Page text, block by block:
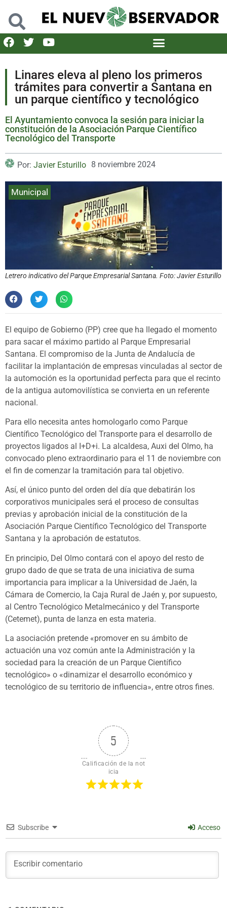
Linares eleva al pleno los primeros
trámites para convertir a Santana en
un parque científico y tecnológico
El Ayuntamiento convoca la sesión para iniciar la
constitución de la Asociación Parque Científico
Tecnológico del Transporte
Por: Javier Esturillo 8 noviembre 2024
Municipal
Letrero indicativo del Parque Empresarial Santana. Foto: Javier Esturillo
El equipo de Gobierno (PP) cree que ha llegado el momento
para sacar el máximo partido al Parque Empresarial
Santana. El compromiso de la Junta de Andalucía de
facilitar la implantación de empresas vinculadas al sector de
la automoción es la oportunidad perfecta para que el recinto
de la antigua automovilística se convierta en un referente
nacional.
Para ello necesita antes homologarlo como Parque
Científico Tecnológico del Transporte para el desarrollo de
proyectos ligados al I+D+i. La alcaldesa, Auxi del Olmo, ha
convocado pleno extraordinario para el 11 de noviembre con
el fin de comenzar la tramitación para tal objetivo.
Así, el único punto del orden del día que debatirán los
corporativos municipales será el proceso de consultas
previas y aprobación inicial de la constitución de la
Asociación Parque Científico Tecnológico del Transporte
Santana y la aprobación de estatutos.
En principio, Del Olmo contará con el apoyo del resto de
grupo dado de que se trata de una iniciativa de suma
importancia para implicar a la Universidad de Jaén, la
Cámara de Comercio, la Caja Rural de Jaén y, por supuesto,
al Centro Tecnológico Metalmecánico y del Transporte
(Cetemet), punta de lanza en esta materia.
La asociación pretende «promover en su ámbito de
actuación una voz común ante la Administración y la
sociedad para la creación de un Parque Científico
tecnológico» o «dinamizar el desarrollo económico y
tecnológico de su territorio de influencia», entre otros fines.
5
Calificación de la not
icia
Subscribe Acceso